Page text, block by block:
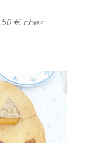
€ chez